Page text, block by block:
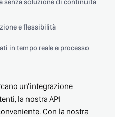
e flessibilità
in tempo reale e processo
un'integrazione
la nostra API
Con la nostra